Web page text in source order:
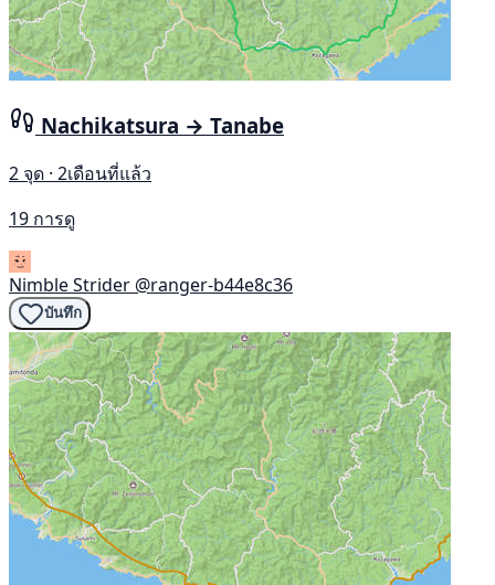
Nachikatsura → Tanabe
2 จุด · 2เดือนที่แล้ว
19 การดู
Nimble Strider @ranger-b44e8c36
บันทึก